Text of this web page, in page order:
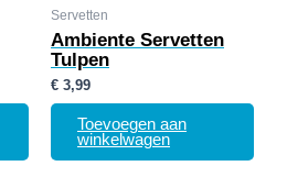
Servetten
Ambiente Servetten
Tulpen
€ 3,99
Toevoegen aan
winkelwagen